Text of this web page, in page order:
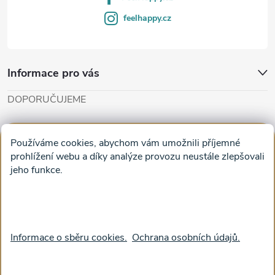
Používáme cookies, abychom vám umožnili příjemné
prohlížení webu a díky analýze provozu neustále zlepšovali
jeho funkce.
Informace o sběru cookies. Ochrana osobních údajů.
ý
p
i
s
u
feelhappy.cz
Informace pro vás
DOPORUČUJEME
Obrazy na plátně na zeď a stěnu do obýváku
Facebook